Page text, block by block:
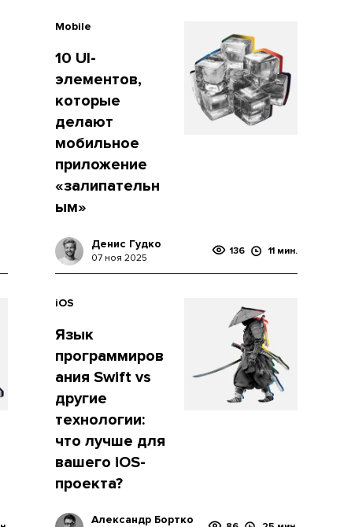
Mobile
10 UI-
элементов,
которые
делают
мобильное
приложение
«залипательн
ым»
Денис Гудко
07 ноя 2025
136 11 мин.
iOS
Язык
программиров
ания Swift vs
другие
технологии:
что лучше для
вашего iOS-
проекта?
Александр Бортко